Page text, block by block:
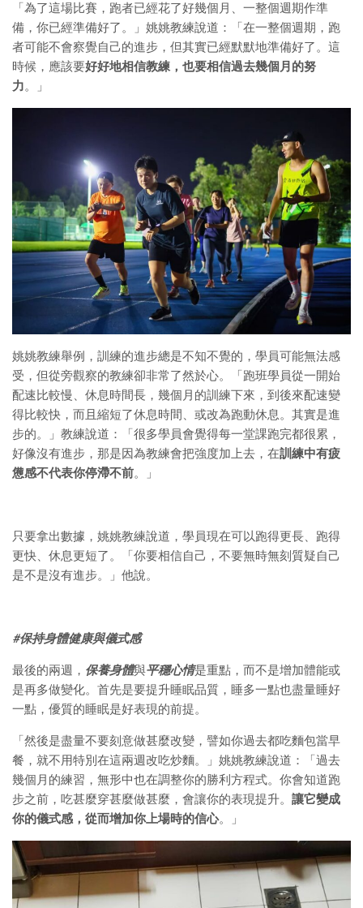
「為了這場比賽，跑者已經花了好幾個月、一整個週期作準
備，你已經準備好了。」姚姚教練說道：「在一整個週期，跑
者可能不會察覺自己的進步，但其實已經默默地準備好了。這
時候，應該要好好地相信教練，也要相信過去幾個月的努
力。」
姚姚教練舉例，訓練的進步總是不知不覺的，學員可能無法感
受，但從旁觀察的教練卻非常了然於心。「跑班學員從一開始
配速比較慢、休息時間長，幾個月的訓練下來，到後來配速變
得比較快，而且縮短了休息時間、或改為跑動休息。其實是進
步的。」教練說道：「很多學員會覺得每一堂課跑完都很累，
好像沒有進步，那是因為教練會把強度加上去，在訓練中有疲
憊感不代表你停滯不前。」
只要拿出數據，姚姚教練說道，學員現在可以跑得更長、跑得
更快、休息更短了。「你要相信自己，不要無時無刻質疑自己
是不是沒有進步。」他說。
#保持身體健康與儀式感
最後的兩週， 保養身體與平穩心情是重點，而不是增加體能或
是再多做變化。首先是要提升睡眠品質，睡多一點也盡量睡好
一點，優質的睡眠是好表現的前提。
「然後是盡量不要刻意做甚麼改變，譬如你過去都吃麵包當早
餐，就不用特別在這兩週改吃炒麵。」姚姚教練說道：「過去
幾個月的練習，無形中也在調整你的勝利方程式。你會知道跑
步之前，吃甚麼穿甚麼做甚麼，會讓你的表現提升。 讓它變成
你的儀式感，從而增加你上場時的信心。」